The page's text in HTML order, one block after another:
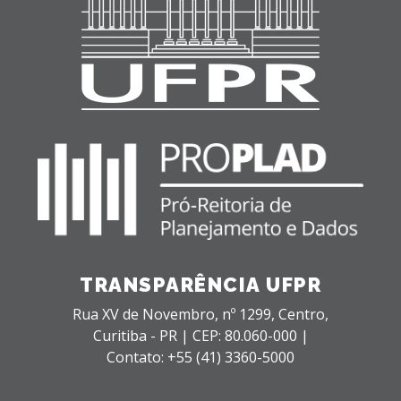
TRANSPARÊNCIA UFPR
Rua XV de Novembro, nº 1299, Centro,
Curitiba - PR | CEP: 80.060-000 |
Contato: +55 (41) 3360-5000